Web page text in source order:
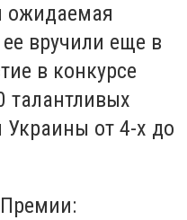
ожидаемая
вручили еще в
в конкурсе
талантливых
Украины от 4-х до